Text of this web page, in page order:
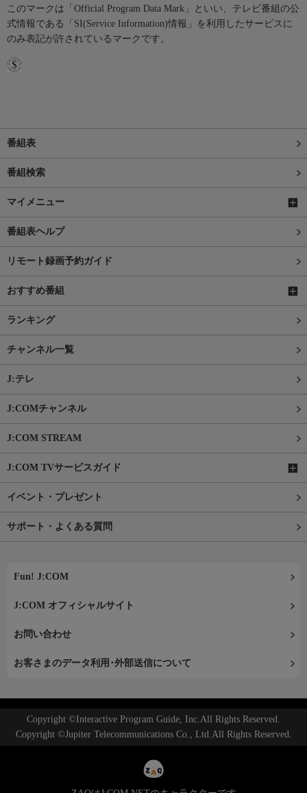
このマークは「Official Program Data Mark」といい、テレビ番組の公
式情報である「SI(Service Information)情報」を利用したサービスに
のみ表記が許されているマークです。
番組表
番組検索
マイメニュー
番組表ヘルプ
リモート録画予約ガイド
おすすめ番組
ランキング
チャンネル一覧
J:テレ
J:COMチャンネル
J:COM STREAM
J:COM TVサービスガイド
イベント・プレゼント
サポート・よくある質問
Fun! J:COM
J:COM オフィシャルサイト
お問い合わせ
お客さまのデータ利用･外部送信について
Copyright ©Interactive Program Guide, Inc.All Rights Reserved.
Copyright ©Jupiter Telecommunications Co., Ltd.All Rights Reserved.